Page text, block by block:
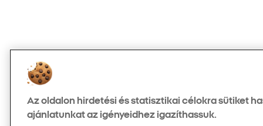
Az oldalon hirdetési és statisztikai célokra sütiket
ajánlatunkat az igényeidhez igazíthassuk.